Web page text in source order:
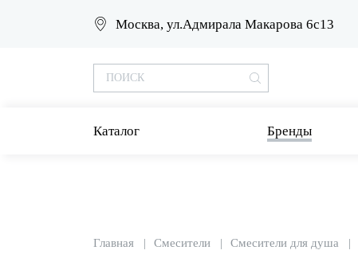
Москва, ул.Адмирала Макарова 6с13
Каталог Бренды
Главная Смесители Смесители для душа